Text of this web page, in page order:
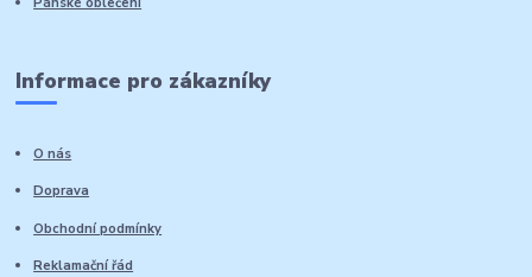
Informace pro zákazníky
O nás
Doprava
Obchodní podmínky
Reklamační řád